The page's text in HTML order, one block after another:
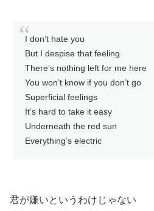
I don’t hate you
But I despise that feeling
There’s nothing left for me here
You won’t know if you don’t go
Superficial feelings
It’s hard to take it easy
Underneath the red sun
Everything’s electric
君が嫌いというわけじゃない